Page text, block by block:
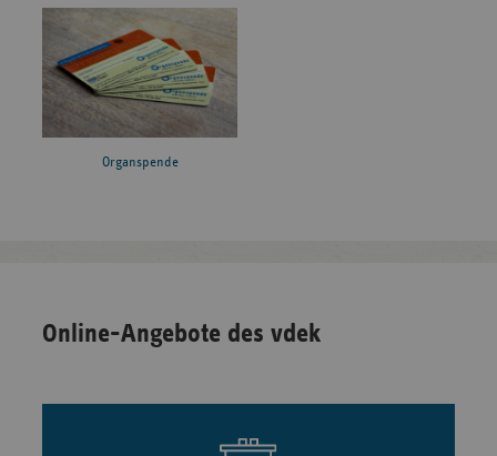
Organspende
Online-Angebote des vdek